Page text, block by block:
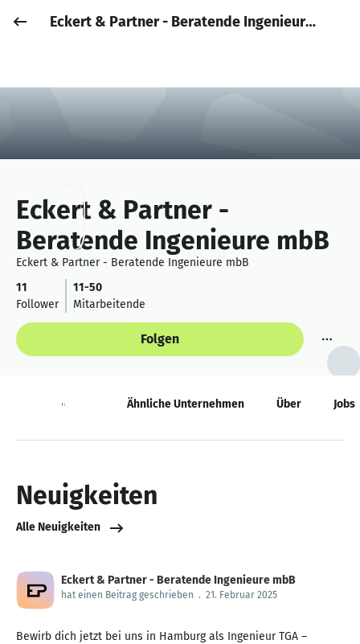
Anmelden
Job posten
Eckert & Partner - Beratende Ingenieure mbB
Eckert & Partner -
Beratende Ingenieure mbB
Eckert & Partner - Beratende Ingenieure mbB
11
Follower
11-50
Mitarbeitende
Folgen
Neuigkeiten Ähnliche Unternehmen Über Jobs
Neuigkeiten
Alle Neuigkeiten
Eckert & Partner - Beratende Ingenieure mbB
hat einen Beitrag geschrieben . 21. Februar 2025
Bewirb dich jetzt bei uns in Hamburg als Ingenieur TGA –